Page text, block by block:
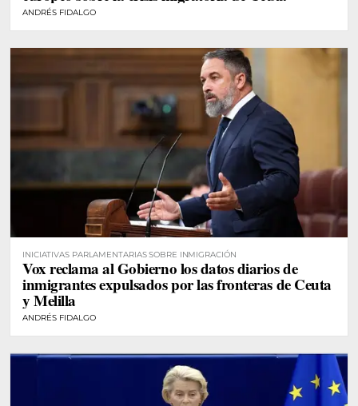
ANDRÉS FIDALGO
INICIATIVAS PARLAMENTARIAS SOBRE INMIGRACIÓN
Vox reclama al Gobierno los datos diarios de
inmigrantes expulsados por las fronteras de Ceuta
y Melilla
ANDRÉS FIDALGO